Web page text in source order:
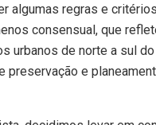
algumas regras e
consensual, que
urbanos de norte a sul
preservação e